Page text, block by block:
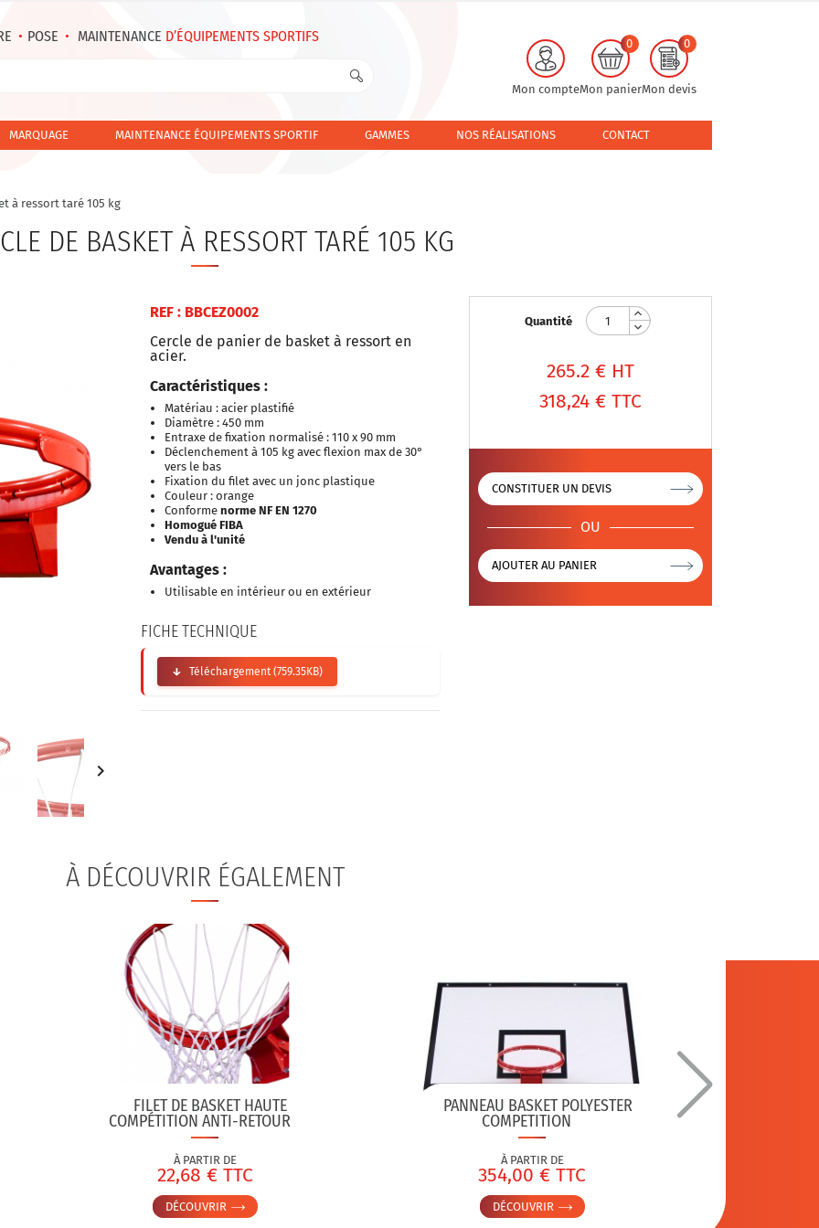
• POSE • MAINTENANCE D’ÉQUIPEMENTS SPORTIFS
Mon compteMon panier
0
Mon devis
0
MARQUAGE MAINTENANCE ÉQUIPEMENTS SPORTIF GAMMES NOS RÉALISATIONS CONTACT
à ressort taré 105 kg
DE BASKET À RESSORT TARÉ 105 KG

REF : BBCEZ0002
Cercle de panier de basket à ressort en
acier.
Caractéristiques :
Matériau : acier plastifié
Diamètre : 450 mm
Entraxe de fixation normalisé : 110 x 90 mm
Déclenchement à 105 kg avec flexion max de 30°
vers le bas
Fixation du filet avec un jonc plastique
Couleur : orange
Conformenorme NF EN 1270
Homogué FIBA
Vendu à l'unité
Avantages :
Utilisable en intérieur ou en extérieur
FICHE TECHNIQUE
Téléchargement (759.35KB)
Quantité
265.2 € HT
318,24 € TTC
CONSTITUER UN DEVIS
OU
AJOUTER AU PANIER
À DÉCOUVRIR ÉGALEMENT
FILET DE BASKET HAUTE
COMPÉTITION ANTI-RETOUR
À PARTIR DE
22,68 € TTC
DÉCOUVRIR
PANNEAU BASKET POLYESTER
COMPETITION
À PARTIR DE
354,00 € TTC
DÉCOUVRIR